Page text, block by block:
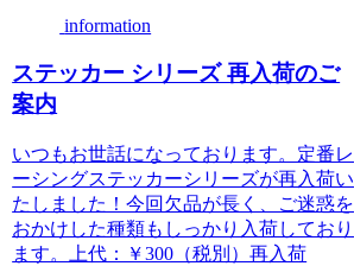
information
ステッカー シリーズ 再入荷のご
案内
いつもお世話になっております。定番レ
ーシングステッカーシリーズが再入荷い
たしました！今回欠品が長く、ご迷惑を
おかけした種類もしっかり入荷しており
ます。上代：￥300（税別）再入荷